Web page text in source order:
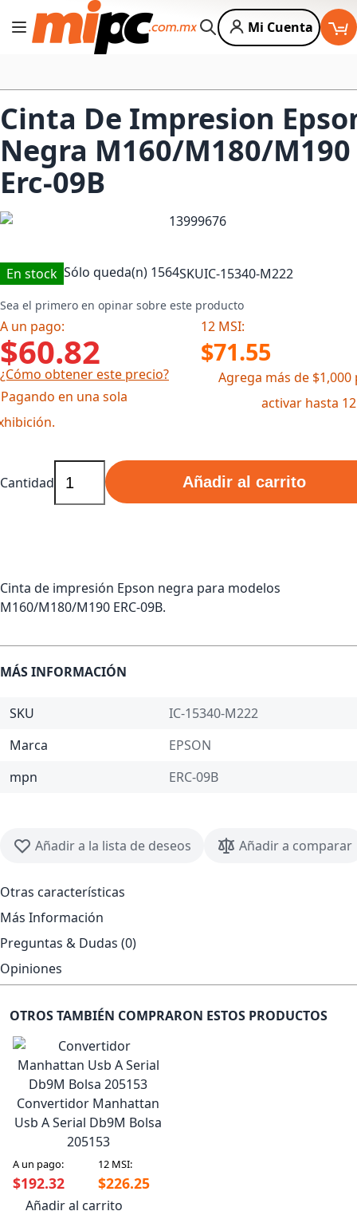
Cambiar Nav
Buscar
Mi Cuenta
Cinta De Impresion
Negra M160/M180/M190
Erc-09B
En stock Sólo queda(n) 1564SKUIC-15340-M222
Sea el primero en opinar sobre este producto
A un pago: 12 MSI:
$60.82 $71.55
¿Cómo obtener este precio?
en una sola
Agrega más de $1,000
activar hasta
Cantidad Añadir al carrito
Cinta de impresión Epson negra para modelos
M160/M180/M190 ERC-09B.
MÁS INFORMACIÓN
SKU
IC-15340-M222
Marca
EPSON
mpn
ERC-09B
Añadir a la lista de deseos Añadir a comparar
Otras características
Más Información
Preguntas & Dudas (0)
Opiniones
OTROS TAMBIÉN COMPRARON ESTOS PRODUCTOS
Convertidor Manhattan
Usb A Serial Db9M Bolsa
205153
A un pago: 12 MSI:
$192.32 $226.25
Añadir al carrito